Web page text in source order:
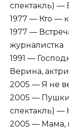
спектакль) —
1977 — Кто —
1977 —
журналистка
1991 —
Верина,
2005 — Я не
2005 —
спектакль) —
2005 — Мама,